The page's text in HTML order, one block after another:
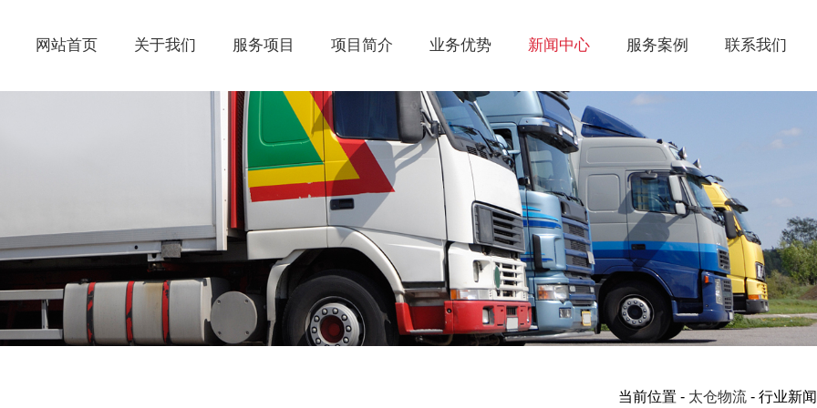
网站首页 关于我们 服务项目 项目简介 业务优势 新闻中心 服务案例 联系我们
当前位置 - 太仓物流 - 行业新闻